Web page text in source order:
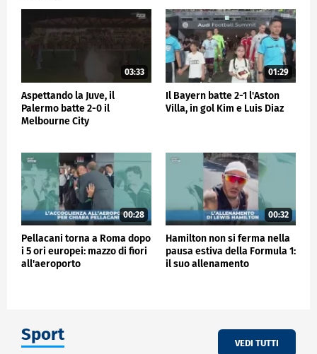
03:33
Aspettando la Juve, il
Palermo batte 2-0 il
Melbourne City
01:29
Il Bayern batte 2-1 l'Aston
Villa, in gol Kim e Luis Diaz
00:28
Pellacani torna a Roma dopo
i 5 ori europei: mazzo di fiori
all'aeroporto
00:32
Hamilton non si ferma nella
pausa estiva della Formula 1:
il suo allenamento
Sport VEDI TUTTI